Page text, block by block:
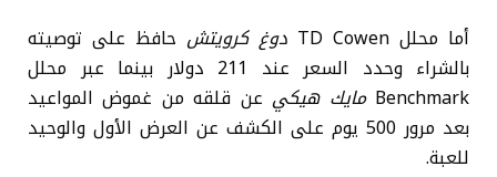
أما محلل TD Cowen
دوغ كرويتش حافظ على توصيته
بالشراء وحدد السعر عند 211 دولار بينما عبر محلل
Benchmark مايك هيكيعن قلقه من غموض المواعيد
بعد مرور 500 يوم على الكشف عن العرض الأول والوحيد
للعبة.